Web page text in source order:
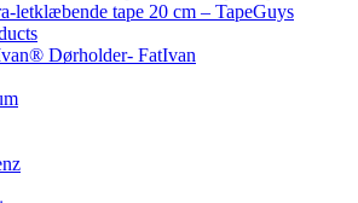
letklæbende tape 20 cm – TapeGuys
Dørholder- FatIvan